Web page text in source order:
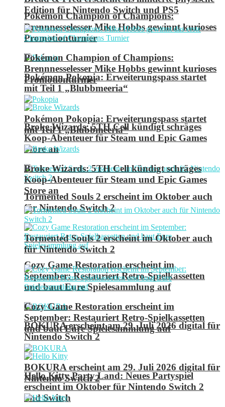
Pokémon Champion of Champions:
Brennnesselesser Mike Hobbs gewinnt kurioses
Promotionturnier
Pokémon Pokopia: Erweiterungspass startet
mit Teil 1 „Blubbmeeria“
Broke Wizards: 5TH Cell kündigt schräges
Koop-Abenteuer für Steam und Epic Games
Store an
Tormented Souls 2 erscheint im Oktober auch
für Nintendo Switch 2
Cozy Game Restoration erscheint im
September: Restauriert Retro-Spielkassetten
und baut Eure Spielesammlung auf
BOKURA erscheint am 29. Juli 2026 digital für
Nintendo Switch 2
Hello Kitty Party Land: Neues Partyspiel
erscheint im Oktober für Nintendo Switch 2
und Switch
Edition für Nintendo Switch und PS5
Pokémon Champion of Champions:
Brennnesselesser Mike Hobbs gewinnt kurioses
Promotionturnier
Pokémon Pokopia: Erweiterungspass startet
mit Teil 1 „Blubbmeeria“
Broke Wizards: 5TH Cell kündigt schräges
Koop-Abenteuer für Steam und Epic Games
Store an
Tormented Souls 2 erscheint im Oktober auch
für Nintendo Switch 2
Cozy Game Restoration erscheint im
September: Restauriert Retro-Spielkassetten
und baut Eure Spielesammlung auf
BOKURA erscheint am 29. Juli 2026 digital für
Nintendo Switch 2